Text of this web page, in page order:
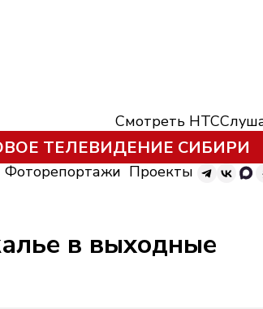
Смотреть НТС
ТЕЛЕВИДЕНИЕ СИБИРИ
Фоторепортажи Проекты
в выходные